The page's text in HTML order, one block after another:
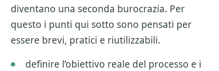
diventano una seconda burocrazia. Per
questo i punti qui sotto sono pensati per
essere brevi, pratici e riutilizzabili.
definire l’obiettivo reale del processo e i